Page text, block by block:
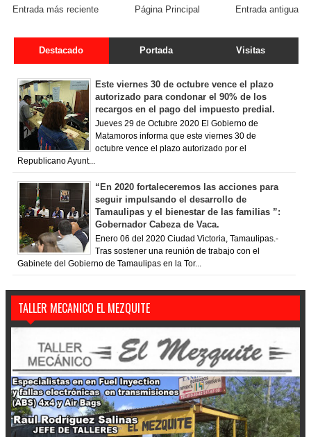
Entrada más reciente Entrada antigua
Página Principal
Destacado Portada Visitas
Este viernes 30 de octubre vence el plazo
autorizado para condonar el 90% de los
recargos en el pago del impuesto predial.
Jueves 29 de Octubre 2020 El Gobierno de
Matamoros informa que este viernes 30 de
octubre vence el plazo autorizado por el
Republicano Ayunt...
“En 2020 fortaleceremos las acciones para
seguir impulsando el desarrollo de
Tamaulipas y el bienestar de las familias ”:
Gobernador Cabeza de Vaca.
Enero 06 del 2020 Ciudad Victoria, Tamaulipas.-
Tras sostener una reunión de trabajo con el
Gabinete del Gobierno de Tamaulipas en la Tor...
TALLER MECANICO EL MEZQUITE